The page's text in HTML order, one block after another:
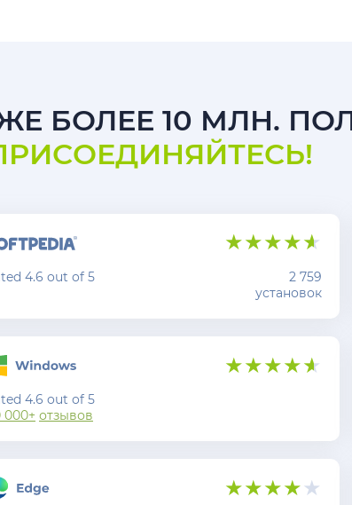
БОЛЕЕ 10 МЛН.
4.6 out of 5
2 759
установок
4.6 out of 5
000+ отзывов